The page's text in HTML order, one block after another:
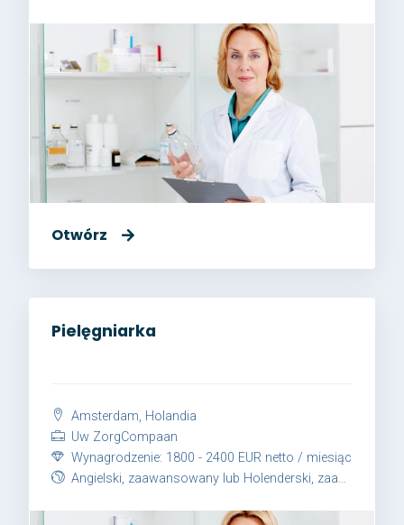
Otwórz
Pielęgniarka
Amsterdam, Holandia
Uw ZorgCompaan
Wynagrodzenie: 1800 - 2400 EUR netto / miesiąc
Angielski, zaawansowany lub Holenderski, zaawansowany